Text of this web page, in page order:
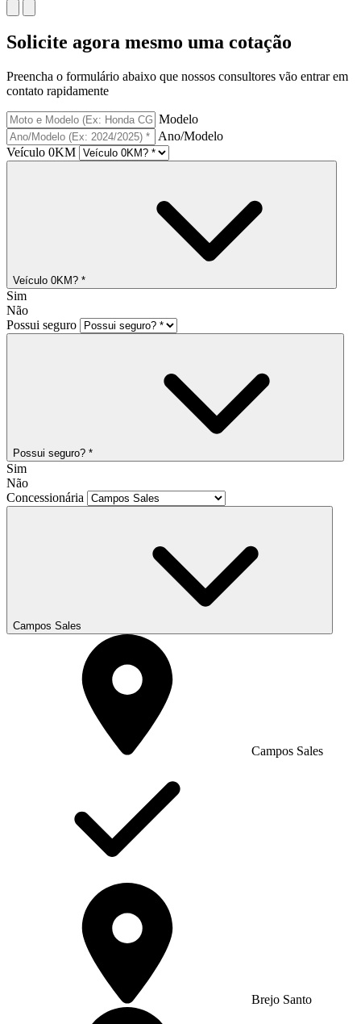
Solicite agora mesmo uma cotação
Preencha o formulário abaixo que nossos consultores vão entrar em
contato rapidamente
Modelo
Ano/Modelo
Veículo 0KM
Veículo 0KM? *
Sim
Não
Possui seguro
Possui seguro? *
Sim
Não
Concessionária
Campos Sales
Campos Sales
Brejo Santo